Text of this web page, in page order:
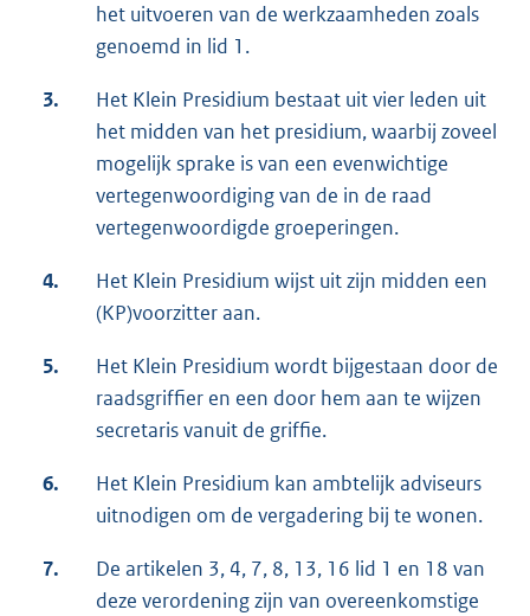
het uitvoeren van de werkzaamheden zoals
genoemd in lid 1.
3.
Het Klein Presidium bestaat uit vier leden uit
het midden van het presidium, waarbij zoveel
mogelijk sprake is van een evenwichtige
vertegenwoordiging van de in de raad
vertegenwoordigde groeperingen.
4.
Het Klein Presidium wijst uit zijn midden een
(KP)voorzitter aan.
5.
Het Klein Presidium wordt bijgestaan door de
raadsgriffier en een door hem aan te wijzen
secretaris vanuit de griffie.
6.
Het Klein Presidium kan ambtelijk adviseurs
uitnodigen om de vergadering bij te wonen.
7.
De artikelen 3, 4, 7, 8, 13, 16 lid 1 en 18 van
deze verordening zijn van overeenkomstige